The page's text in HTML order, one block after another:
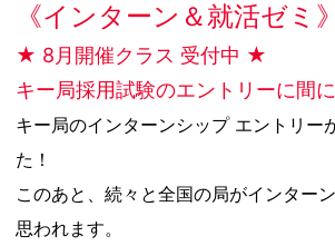
《インターン＆就活ゼミ》
★ 8月開催クラス 受付中 ★
キー局採用試験のエントリーに間
キー局のインターンシップ エントリー
た！
このあと、続々と全国の局がインター
思われます。